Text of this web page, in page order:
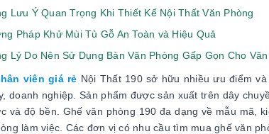
Lưu Ý Quan Trọng Khi Thiết Kế Nội Thất Văn Phòng
Pháp Khử Mùi Tủ Gỗ An Toàn và Hiệu Quả
Lý Do Nên Sử Dụng Bàn Văn Phòng Gấp Gọn Cho
viên giá rẻ Nội Thất 190 sở hữu nhiều ưu điểm
doanh nghiệp. Sản phẩm được sản xuất trên dây
và độ bền. Ghế văn phòng 190 đa dạng về mẫu mã,
làm việc. Các đơn vị có nhu cầu tìm mua ghế văn